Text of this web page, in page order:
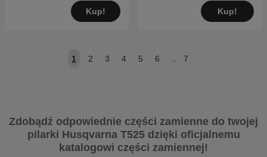
Kup! Kup!
1 2 3 4 5 6 .. 7
Zdobądź odpowiednie części zamienne do twojej
pilarki Husqvarna T525 dzięki oficjalnemu
katalogowi części zamiennej!